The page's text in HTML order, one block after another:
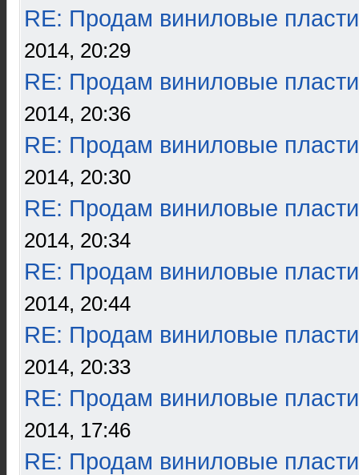
RE: Продам виниловые
2014, 20:29
RE: Продам виниловые
2014, 20:36
RE: Продам виниловые
2014, 20:30
RE: Продам виниловые
2014, 20:34
RE: Продам виниловые
2014, 20:44
RE: Продам виниловые
2014, 20:33
RE: Продам виниловые
2014, 17:46
RE: Продам виниловые